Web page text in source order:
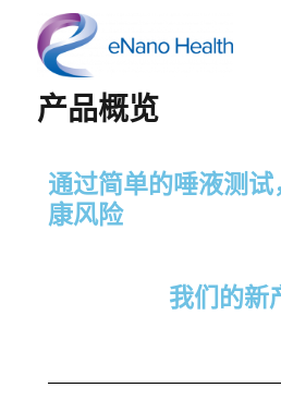
依纳康科技
产品概览
通过简单的唾液测
康风险
我们的新